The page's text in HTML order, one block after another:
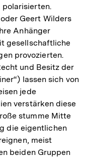
polarisierten.
Geert Wilders
Anhänger
gesellschaftliche
provozierten.
und Besitz der
lassen sich von
jede
verstärken diese
stumme Mitte
die eigentlichen
meist
beiden Gruppen